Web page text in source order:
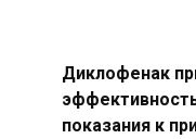
Диклофенак
показания к